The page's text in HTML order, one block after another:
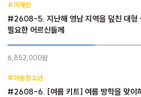
#이재민
#2608-5. 지난해 영남 지역을 덮친 대형
필요한 어르신들께
6,852,000원
#아동청소년
#2608-6. [여름 키트] 여름 방학을 맞이